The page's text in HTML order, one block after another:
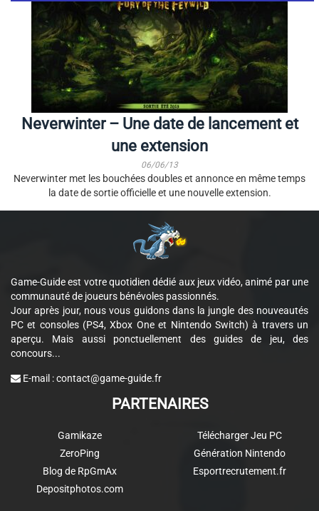
Neverwinter – Une date de lancement et
une extension
06/06/13
Neverwinter met les bouchées doubles et annonce en même temps
la date de sortie officielle et une nouvelle extension.
Game-Guide est votre quotidien dédié aux jeux vidéo, animé par une
communauté de joueurs bénévoles passionnés.
Jour après jour, nous vous guidons dans la jungle des nouveautés
PC et consoles (PS4, Xbox One et Nintendo Switch) à travers un
aperçu. Mais aussi ponctuellement des guides de jeu, des
concours...
E-mail :contact@game-guide.fr
PARTENAIRES
Gamikaze
ZeroPing
Blog de RpGmAx
Depositphotos.com
Télécharger Jeu PC
Génération Nintendo
Esportrecrutement.fr